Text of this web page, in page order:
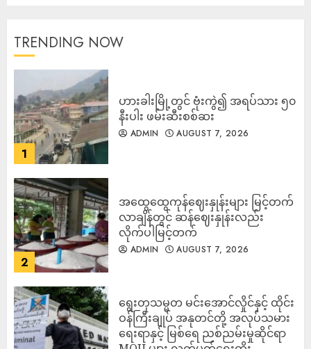
TRENDING NOW
1
ဟားခါးမြို့တွင် ဗုံးကွဲ၍ အရပ်သား ၅၀
နီးပါး ဖမ်းဆီးစစ်ဆး
ADMIN AUGUST 7, 2026
2
အထွေထွေကုန်ဈေးနှုန်းများ မြင့်တက်
လာချိန်တွင် ဆန်ဈေးနှုန်းလည်း
လိုက်ပါမြင့်တက်
ADMIN AUGUST 7, 2026
ရွေးတုသမ္မတ မင်းအောင်လှိုင်နှင့် ထိုင်း
ဝန်ကြီးချုပ် အနုတင်တို့ အလုပ်သမား
ရေးရာနှင့် မြစ်ရေ ညစ်ညမ်းမှုဆိုင်ရာ